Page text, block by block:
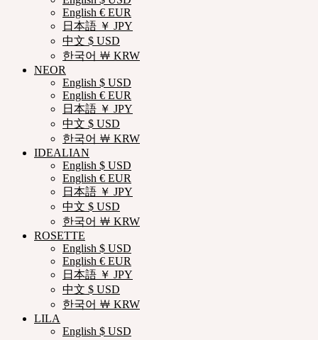
English € EUR
日本語 ￥ JPY
中文 $ USD
한국어 ￦ KRW
NEOR
English $ USD
English € EUR
日本語 ￥ JPY
中文 $ USD
한국어 ￦ KRW
IDEALIAN
English $ USD
English € EUR
日本語 ￥ JPY
中文 $ USD
한국어 ￦ KRW
ROSETTE
English $ USD
English € EUR
日本語 ￥ JPY
中文 $ USD
한국어 ￦ KRW
LILA
English $ USD